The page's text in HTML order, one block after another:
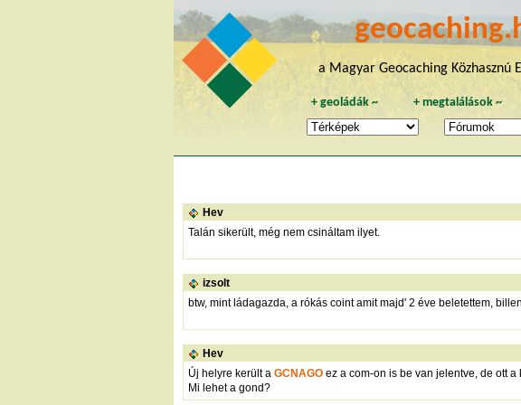
a Magyar Geocaching Közhasznú
+geoládák ~ + megtalálások~
Hev
Talán sikerült, még nem csináltam ilyet.
izsolt
btw, mint ládagazda, a rókás coint amit majd' 2 éve beletettem,
Hev
Új helyre került a GCNAGO ez a com-on is be van jelentve, de ott
Mi lehet a gond?